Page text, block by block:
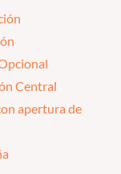
Central
apertura de